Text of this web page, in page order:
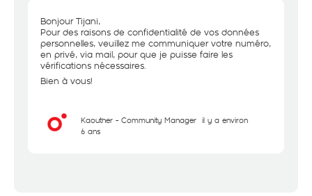
Bonjour Tijani,
Pour des raisons de confidentialité de vos données
personnelles, veuillez me communiquer votre numéro,
en privé, via mail, pour que je puisse faire les
vérifications nécessaires.
Bien à vous!
Kaouther - Community Manager il y a environ
6 ans